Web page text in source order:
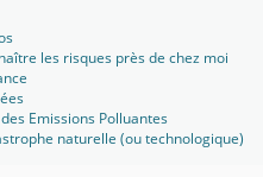
les risques près de chez moi
Emissions Polluantes
naturelle (ou technologique)